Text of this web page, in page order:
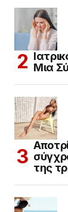
Μια
της